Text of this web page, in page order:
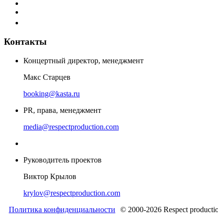
Контакты
Концертный директор, менеджмент
Макс Старцев
booking@kasta.ru
PR, права, менеджмент
media@respectproduction.com
Руководитель проектов
Виктор Крылов
krylov@respectproduction.com
Политика конфиденциальности
© 2000-2026 Respect